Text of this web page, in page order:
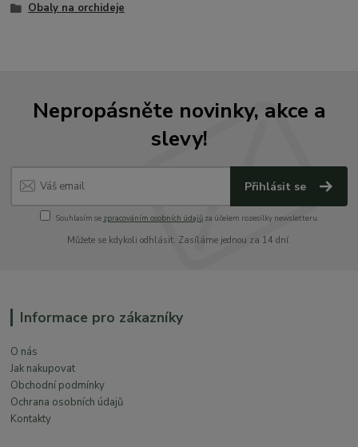
Obaly na orchideje
Nepropásněte novinky, akce a
slevy!
Přihlásit se
Souhlasím se zpracováním osobních údajůza účelem rozesílky newsletteru.
Můžete se kdykoli odhlásit. Zasíláme jednou za 14 dní.
Informace pro zákazníky
O nás
Jak nakupovat
Obchodní podmínky
Ochrana osobních údajů
Kontakty